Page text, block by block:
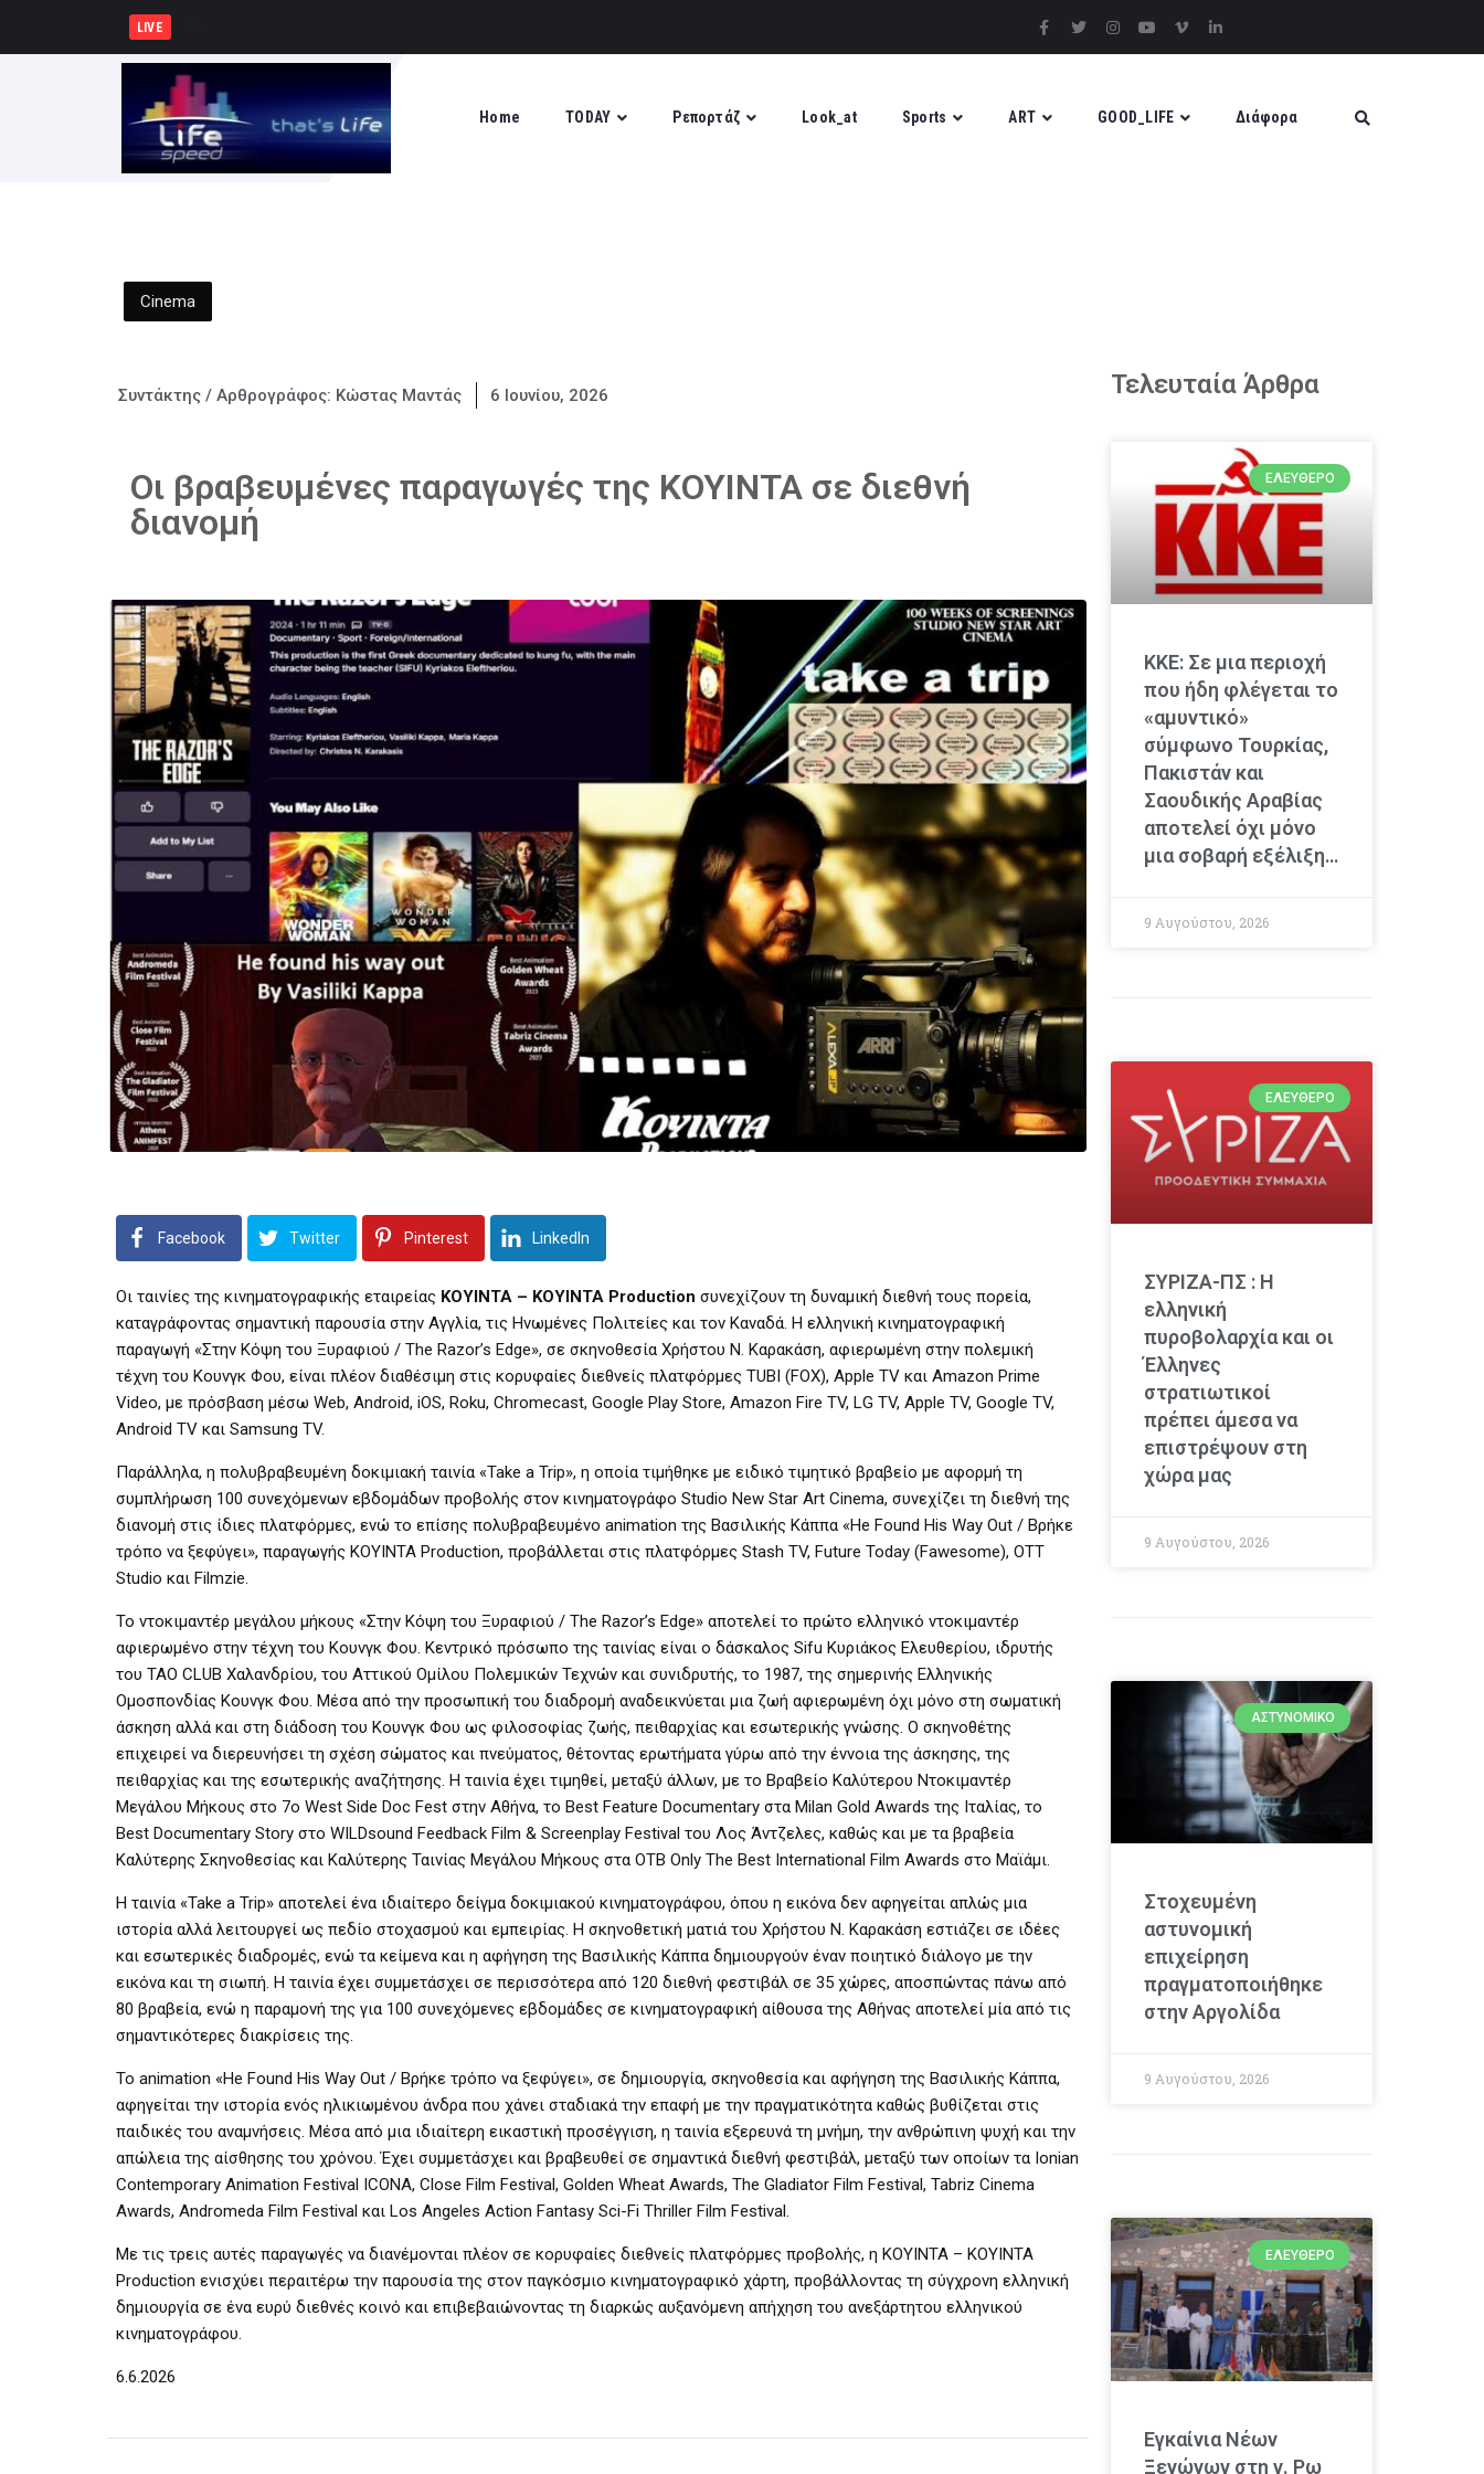
LIVE
Home TODAY Ρεπορτάζ Look_at Sports ART GOOD_LIFE Διάφορα
Cinema
Συντάκτης / Αρθρογράφος: Κώστας Μαντάς 6 Ιουνίου, 2026
Οι βραβευμένες παραγωγές της ΚΟΥΙΝΤΑ σε διεθνή
διανομή
Facebook Twitter Pinterest LinkedIn
Οι ταινίες της κινηματογραφικής εταιρείας ΚΟΥΙΝΤΑ – KOYINTA Production συνεχίζουν τη δυναμική διεθνή τους πορεία,
καταγράφοντας σημαντική παρουσία στην Αγγλία, τις Ηνωμένες Πολιτείες και τον Καναδά. Η ελληνική κινηματογραφική
παραγωγή «Στην Κόψη του Ξυραφιού / The Razor’s Edge», σε σκηνοθεσία Χρήστου Ν. Καρακάση, αφιερωμένη στην πολεμική
τέχνη του Κουνγκ Φου, είναι πλέον διαθέσιμη στις κορυφαίες διεθνείς πλατφόρμες TUBI (FOX), Apple TV και Amazon Prime
Video, με πρόσβαση μέσω Web, Android, iOS, Roku, Chromecast, Google Play Store, Amazon Fire TV, LG TV, Apple TV, Google TV,
Android TV και Samsung TV.
Παράλληλα, η πολυβραβευμένη δοκιμιακή ταινία «Take a Trip», η οποία τιμήθηκε με ειδικό τιμητικό βραβείο με αφορμή τη
συμπλήρωση 100 συνεχόμενων εβδομάδων προβολής στον κινηματογράφο Studio New Star Art Cinema, συνεχίζει τη διεθνή της
διανομή στις ίδιες πλατφόρμες, ενώ το επίσης πολυβραβευμένο animation της Βασιλικής Κάππα «He Found His Way Out / Βρήκε
τρόπο να ξεφύγει», παραγωγής KOYINTA Production, προβάλλεται στις πλατφόρμες Stash TV, Future Today (Fawesome), OTT
Studio και Filmzie.
Το ντοκιμαντέρ μεγάλου μήκους «Στην Κόψη του Ξυραφιού / The Razor’s Edge» αποτελεί το πρώτο ελληνικό ντοκιμαντέρ
αφιερωμένο στην τέχνη του Κουνγκ Φου. Κεντρικό πρόσωπο της ταινίας είναι ο δάσκαλος Sifu Κυριάκος Ελευθερίου, ιδρυτής
του TAO CLUB Χαλανδρίου, του Αττικού Ομίλου Πολεμικών Τεχνών και συνιδρυτής, το 1987, της σημερινής Ελληνικής
Ομοσπονδίας Κουνγκ Φου. Μέσα από την προσωπική του διαδρομή αναδεικνύεται μια ζωή αφιερωμένη όχι μόνο στη σωματική
άσκηση αλλά και στη διάδοση του Κουνγκ Φου ως φιλοσοφίας ζωής, πειθαρχίας και εσωτερικής γνώσης. Ο σκηνοθέτης
επιχειρεί να διερευνήσει τη σχέση σώματος και πνεύματος, θέτοντας ερωτήματα γύρω από την έννοια της άσκησης, της
πειθαρχίας και της εσωτερικής αναζήτησης. Η ταινία έχει τιμηθεί, μεταξύ άλλων, με το Βραβείο Καλύτερου Ντοκιμαντέρ
Μεγάλου Μήκους στο 7ο West Side Doc Fest στην Αθήνα, το Best Feature Documentary στα Milan Gold Awards της Ιταλίας, το
Best Documentary Story στο WILDsound Feedback Film & Screenplay Festival του Λος Άντζελες, καθώς και με τα βραβεία
Καλύτερης Σκηνοθεσίας και Καλύτερης Ταινίας Μεγάλου Μήκους στα OTB Only The Best International Film Awards στο Μαϊάμι.
Η ταινία «Take a Trip» αποτελεί ένα ιδιαίτερο δείγμα δοκιμιακού κινηματογράφου, όπου η εικόνα δεν αφηγείται απλώς μια
ιστορία αλλά λειτουργεί ως πεδίο στοχασμού και εμπειρίας. Η σκηνοθετική ματιά του Χρήστου Ν. Καρακάση εστιάζει σε ιδέες
και εσωτερικές διαδρομές, ενώ τα κείμενα και η αφήγηση της Βασιλικής Κάππα δημιουργούν έναν ποιητικό διάλογο με την
εικόνα και τη σιωπή. Η ταινία έχει συμμετάσχει σε περισσότερα από 120 διεθνή φεστιβάλ σε 35 χώρες, αποσπώντας πάνω από
80 βραβεία, ενώ η παραμονή της για 100 συνεχόμενες εβδομάδες σε κινηματογραφική αίθουσα της Αθήνας αποτελεί μία από τις
σημαντικότερες διακρίσεις της.
Το animation «He Found His Way Out / Βρήκε τρόπο να ξεφύγει», σε δημιουργία, σκηνοθεσία και αφήγηση της Βασιλικής Κάππα,
αφηγείται την ιστορία ενός ηλικιωμένου άνδρα που χάνει σταδιακά την επαφή με την πραγματικότητα καθώς βυθίζεται στις
παιδικές του αναμνήσεις. Μέσα από μια ιδιαίτερη εικαστική προσέγγιση, η ταινία εξερευνά τη μνήμη, την ανθρώπινη ψυχή και την
απώλεια της αίσθησης του χρόνου. Έχει συμμετάσχει και βραβευθεί σε σημαντικά διεθνή φεστιβάλ, μεταξύ των οποίων τα Ionian
Contemporary Animation Festival ICONA, Close Film Festival, Golden Wheat Awards, The Gladiator Film Festival, Tabriz Cinema
Awards, Andromeda Film Festival και Los Angeles Action Fantasy Sci-Fi Thriller Film Festival.
Με τις τρεις αυτές παραγωγές να διανέμονται πλέον σε κορυφαίες διεθνείς πλατφόρμες προβολής, η ΚΟΥΙΝΤΑ – KOYINTA
Production ενισχύει περαιτέρω την παρουσία της στον παγκόσμιο κινηματογραφικό χάρτη, προβάλλοντας τη σύγχρονη ελληνική
δημιουργία σε ένα ευρύ διεθνές κοινό και επιβεβαιώνοντας τη διαρκώς αυξανόμενη απήχηση του ανεξάρτητου ελληνικού
κινηματογράφου.
6.6.2026
Τελευταία Άρθρα
ΕΛΕΎΘΕΡΟ
ΚΚΕ: Σε μια περιοχή
που ήδη φλέγεται το
«αμυντικό»
σύμφωνο Τουρκίας,
Πακιστάν και
Σαουδικής Αραβίας
αποτελεί όχι μόνο
μια σοβαρή εξέλιξη…
9 Αυγούστου, 2026
ΕΛΕΎΘΕΡΟ
ΣΥΡΙΖΑ-ΠΣ : Η
ελληνική
πυροβολαρχία και οι
Έλληνες
στρατιωτικοί
πρέπει άμεσα να
επιστρέψουν στη
χώρα μας
9 Αυγούστου, 2026
ΑΣΤΥΝΟΜΙΚΌ
Στοχευμένη
αστυνομική
επιχείρηση
πραγματοποιήθηκε
στην Αργολίδα
9 Αυγούστου, 2026
ΕΛΕΎΘΕΡΟ
Εγκαίνια Νέων
Ξενώνων στη ν. Ρω